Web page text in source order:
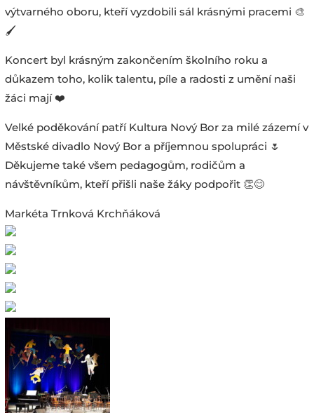
výtvarného oboru, kteří vyzdobili sál krásnými pracemi 🎨
🖌️
Koncert byl krásným zakončením školního roku a
důkazem toho, kolik talentu, píle a radosti z umění naši
žáci mají ❤️
Velké poděkování patří Kultura Nový Bor za milé zázemí v
Městské divadlo Nový Bor a příjemnou spolupráci 🌷
Děkujeme také všem pedagogům, rodičům a
návštěvníkům, kteří přišli naše žáky podpořit 👏😊
Markéta Trnková Krchňáková